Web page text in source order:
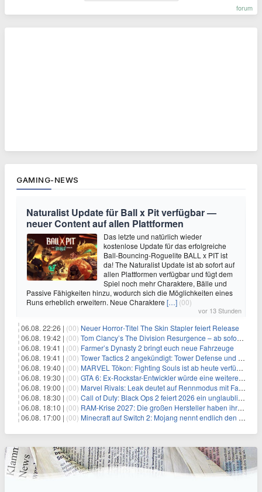
forum
GAMING-NEWS
Naturalist Update für Ball x Pit verfügbar —
neuer Content auf allen Plattformen
Das letzte und natürlich wieder
kostenlose Update für das erfolgreiche
Ball-Bouncing-Roguelite BALL x PIT ist
da! The Naturalist Update ist ab sofort auf
allen Plattformen verfügbar und fügt dem
Spiel noch mehr Charaktere, Bälle und
Passive Fähigkeiten hinzu, wodurch sich die Möglichkeiten eines
Runs erheblich erweitern. Neue Charaktere […] (00)
vor 13 Stunden
06.08. 22:26 | (00) Neuer Horror‑Titel The Skin Stapler feiert Release
06.08. 19:42 | (00) Tom Clancy’s The Division Resurgence – ab sofort für euch verfügbar
06.08. 19:41 | (00) Farmer’s Dynasty 2 bringt euch neue Fahrzeuge
06.08. 19:41 | (00) Tower Tactics 2 angekündigt: Tower Defense und Deckbuilding Kombo kehrt zurück
06.08. 19:40 | (00) MARVEL Tōkon: Fighting Souls ist ab heute verfügbar
06.08. 19:30 | (00) GTA 6: Ex-Rockstar-Entwickler würde eine weitere Verschiebung nicht überraschen
06.08. 19:00 | (00) Marvel Rivals: Leak deutet auf Rennmodus mit Fahrzeugen hin
06.08. 18:30 | (00) Call of Duty: Black Ops 2 feiert 2026 ein unglaubliches Comeback
06.08. 18:10 | (00) RAM-Krise 2027: Die großen Hersteller haben ihre Produktion offenbar schon verkauft
06.08. 17:00 | (00) Minecraft auf Switch 2: Mojang nennt endlich den Releasetermin